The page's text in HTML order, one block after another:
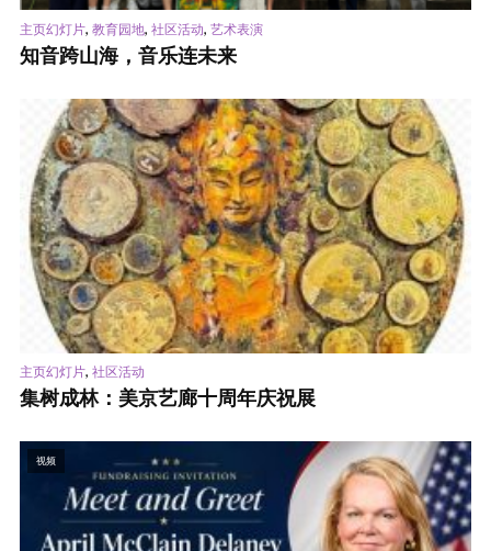
主页幻灯片, 教育园地, 社区活动, 艺术表演
知音跨山海，音乐连未来
主页幻灯片, 社区活动
集树成林：美京艺廊十周年庆祝展
视频